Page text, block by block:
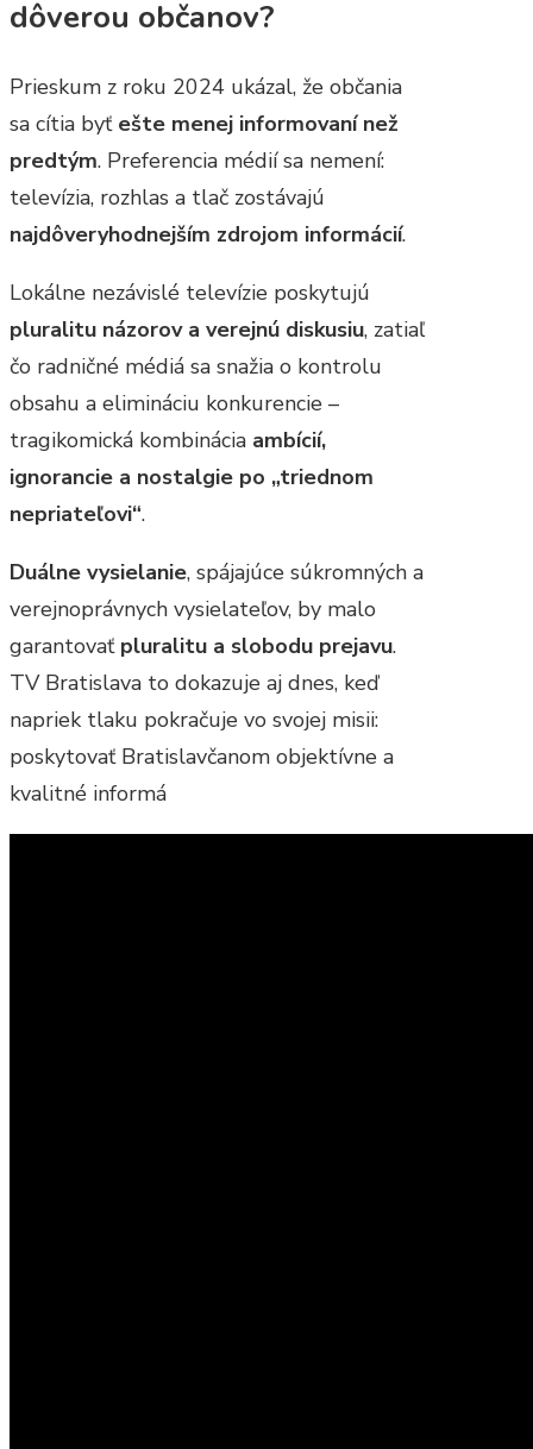
dôverou občanov?
Prieskum z roku 2024 ukázal, že občania
sa cítia byť ešte menej informovaní než
predtým. Preferencia médií sa nemení:
televízia, rozhlas a tlač zostávajú
najdôveryhodnejším zdrojom informácií.
Lokálne nezávislé televízie poskytujú
pluralitu názorov a verejnú diskusiu, zatiaľ
čo radničné médiá sa snažia o kontrolu
obsahu a elimináciu konkurencie –
tragikomická kombinácia ambícií,
ignorancie a nostalgie po „triednom
nepriateľovi“.
Duálne vysielanie, spájajúce súkromných a
verejnoprávnych vysielateľov, by malo
garantovať pluralitu a slobodu prejavu.
TV Bratislava to dokazuje aj dnes, keď
napriek tlaku pokračuje vo svojej misii:
poskytovať Bratislavčanom objektívne a
kvalitné informá